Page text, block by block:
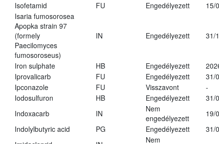
Isofetamid
FU Engedélyezett
15/
Isaria fumosorosea
Apopka strain 97
(formely
Paecilomyces
fumosoroseus)
IN Engedélyezett 31/
Iron sulphate HB Engedélyezett
Iprovalicarb
FU Engedélyezett
31/
Ipconazole
FU Visszavont
-
Iodosulfuron
HB Engedélyezett
31/
Indoxacarb
IN
Nem
engedélyezett
19/
Indolylbutyric acid
PG Engedélyezett
31/
Nem